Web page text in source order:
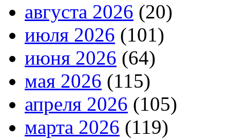
августа 2026 (20)
июля 2026 (101)
июня 2026 (64)
мая 2026 (115)
апреля 2026 (105)
марта 2026 (119)